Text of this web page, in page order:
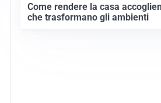
Come rendere la casa
che trasformano gli ambienti